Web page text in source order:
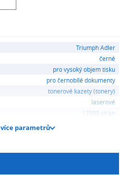
Triumph Adler
černé
pro vysoký objem tisku
pro černobílé dokumenty
tonerové kazety (tonery)
laserové
17000 stran
parametrů